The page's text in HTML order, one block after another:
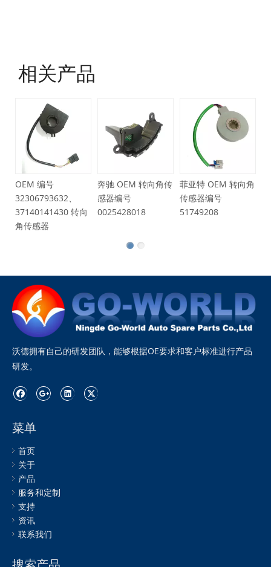
相关产品
、
转向
奔驰 OEM 转向角传
感器编号
0025428018
菲亚特 OEM 转向角
51749208
OEM 号
转向角传感器
沃德拥有自己的研发团队，能够根据OE要求和客户标准进行产品
研发。
菜单
首页
关于
产品
服务和定制
支持
资讯
联系我们